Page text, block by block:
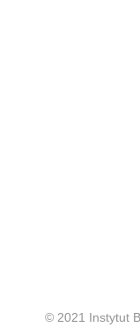
© 2021 Instytut